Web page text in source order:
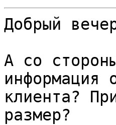
Добрый
А со
информация
клиента?
размер?